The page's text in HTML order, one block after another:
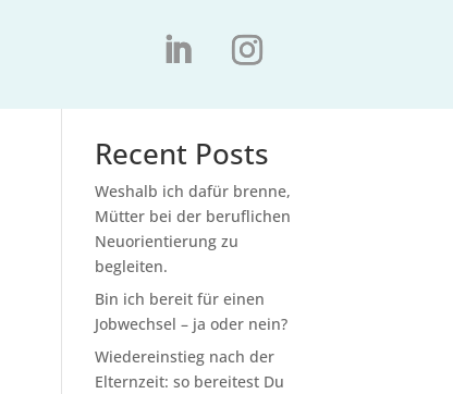
Recent Posts
Weshalb ich dafür brenne,
Mütter bei der beruflichen
Neuorientierung zu
begleiten.
Bin ich bereit für einen
Jobwechsel – ja oder nein?
Wiedereinstieg nach der
Elternzeit: so bereitest Du